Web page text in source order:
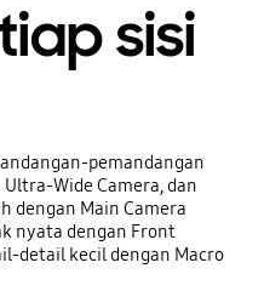
sisi
pemandangan
Wide Camera, dan
dengan Main Camera
nyata dengan Front
detail kecil dengan Macro